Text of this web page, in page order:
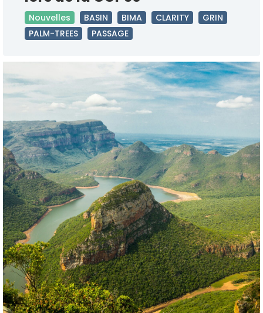
Nouvelles BASIN BIMA CLARITY
GRIN
PALM-TREES
PASSAGE